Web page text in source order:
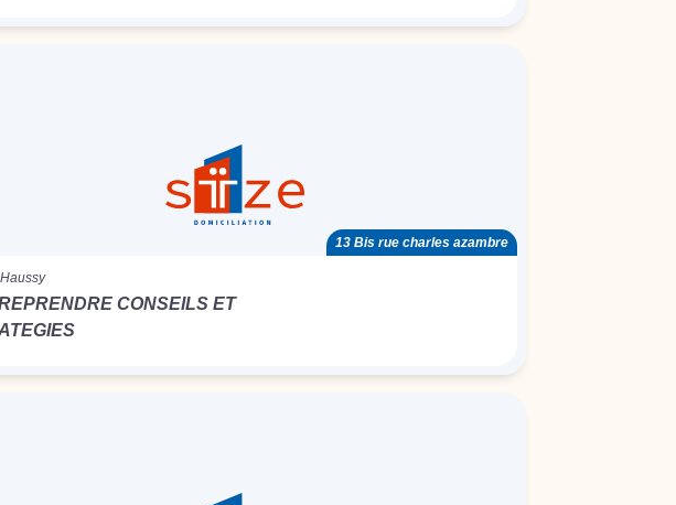
13 Bis rue charles azambre
Haussy
CONSEILS ET